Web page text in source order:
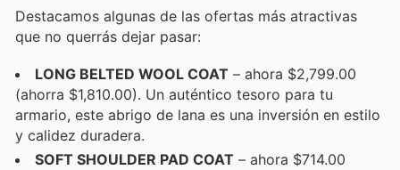
Destacamos algunas de las ofertas más atractivas
que no querrás dejar pasar:
LONG BELTED WOOL COAT – ahora $2,799.00
(ahorra $1,810.00). Un auténtico tesoro para tu
armario, este abrigo de lana es una inversión en estilo
y calidez duradera.
SOFT SHOULDER PAD COAT – ahora $714.00